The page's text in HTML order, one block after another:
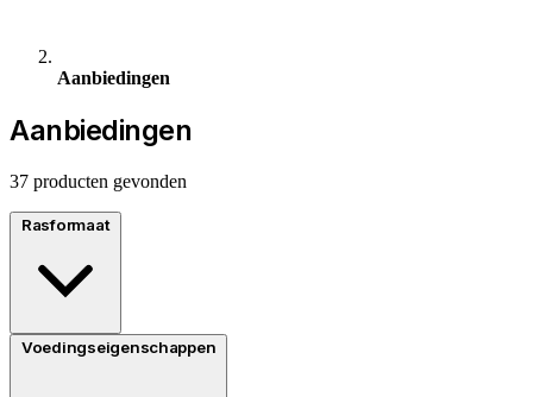
Aanbiedingen
Aanbiedingen
37 producten gevonden
Rasformaat
Voedingseigenschappen